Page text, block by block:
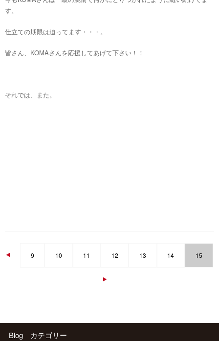
す。
仕立ての期限は迫ってます・・・。
皆さん、KOMAさんを応援してあげて下さい！！
それでは、また。
9 10 11 12 13 14 15
Blog カテゴリー